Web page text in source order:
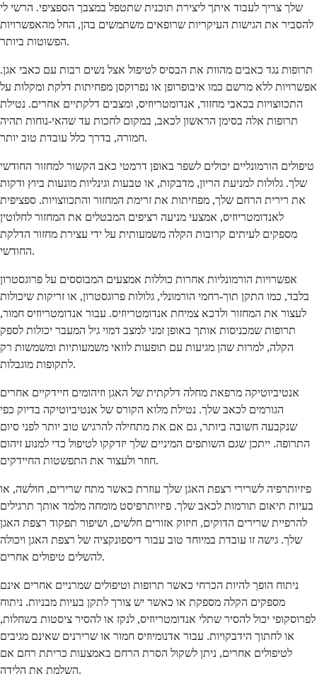
שלך צריך לעבוד איתך ליצירת תוכנית שתטפל במצבך הספציפי. הרשי לי
להסביר את הגישות העיקריות שרופאים משתמשים בהן, החל מהאפשרויות
הפשוטות ביותר.
תרופות נגד כאבים מהוות את הבסיס לטיפול אצל נשים רבות עם כאבי אגן.
אפשרויות ללא מרשם כמו איבופרופן או נפרוקסן מפחיתות דלקת ומקלות על
התכווצויות בכאבי מחזור, אנדומטריוזיס, ומצבים דלקתיים אחרים. נטילת
תרופות אלה בסימן הראשון לכאב, במקום לחכות עד שהאי-נוחות תהיה
חמורה, בדרך כלל עובדת טוב יותר.
טיפולים הורמונליים יכולים לשפר באופן דרמטי כאב הקשור למחזור החודשי
שלך. גלולות למניעת הריון, מדבקות, או טבעות וגינליות מונעות ביוץ ודקות
את רירית הרחם שלך, מפחיתות את זרימת המחזור והתכווצויות. ספציפית
לאנדומטריוזיס, אמצעי מניעה רציפים המבטלים את המחזור לחלוטין
מספקים לעיתים קרובות הקלה משמעותית על ידי עצירת מחזור הדלקת
החודשי.
אפשרויות הורמונליות אחרות כוללות אמצעים המבוססים על פרוגסטרון
בלבד, כמו התקן תוך-רחמי הורמונלי, גלולות פרוגסטרון, או זריקות שיכולות
לעצור את המחזור ולדכא צמיחת אנדומטריוזיס. עבור אנדומטריוזיס חמור,
תרופות שמכניסות אותך באופן זמני למצב דמוי גיל המעבר יכולות לספק
הקלה, למרות שהן מגיעות עם תופעות לוואי משמעותיות ומשמשות רק
לתקופות מוגבלות.
אנטיביוטיקה מרפאת מחלה דלקתית של האגן וזיהומים חיידקיים אחרים
הגורמים לכאב שלך. נטילת מלוא הקורס של אנטיביוטיקה בדיוק כפי
שנקבעה חשובה ביותר, גם אם את מתחילה להרגיש טוב יותר לפני סיום
התרופה. ייתכן שגם השותפים המיניים שלך יזדקקו לטיפול כדי למנוע זיהום
חוזר ולעצור את התפשטות החיידקים.
פיזיותרפיה לשרירי רצפת האגן שלך עוזרת כאשר מתח שרירים, חולשה, או
בעיות תיאום תורמות לכאב שלך. פיזיותרפיסט מומחה מלמד אותך תרגילים
להרפיית שרירים הדוקים, חיזוק אזורים חלשים, ושיפור תפקוד רצפת האגן
שלך. גישה זו עובדת במיוחד טוב עבור דיספונקציה של רצפת האגן ויכולה
להשלים טיפולים אחרים.
ניתוח הופך להיות הכרחי כאשר תרופות וטיפולים שמרניים אחרים אינם
מספקים הקלה מספקת או כאשר יש צורך לתקן בעיות מבניות. ניתוח
לפרוסקופי יכול להסיר שתלי אנדומטריוזיס, לנקז או להסיר ציסטות בשחלות,
או לחתוך הידבקויות. עבור אדנומיוזיס חמור או שרירנים שאינם מגיבים
לטיפולים אחרים, ניתן לשקול הסרת הרחם באמצעות כריתת רחם אם
השלמת את הלידה.